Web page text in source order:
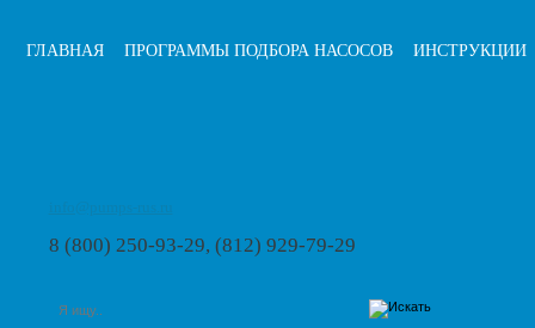
ГЛАВНАЯ ПРОГРАММЫ ПОДБОРА НАСОСОВ ИНСТРУКЦИИ
8 (800) 250-93-29, (812) 929-79-29